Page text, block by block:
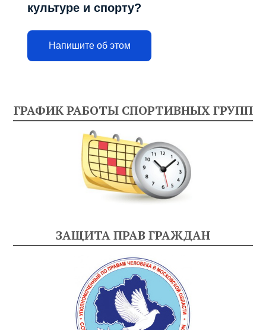
культуре и спорту?
Напишите об этом
ГРАФИК РАБОТЫ СПОРТИВНЫХ ГРУПП
ЗАЩИТА ПРАВ ГРАЖДАН